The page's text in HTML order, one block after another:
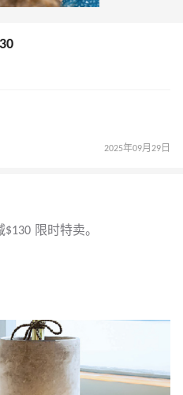
2025年09月29日
$130 限时特卖。